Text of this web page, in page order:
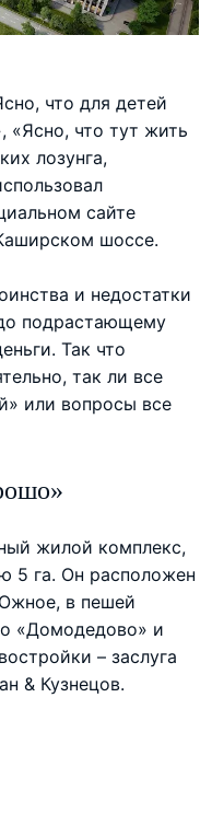
что для детей
«Ясно, что тут жить
лозунга,
сайте
шоссе.
и недостатки
подрастающему
Так что
так ли все
или вопросы все
жилой комплекс,
5 га. Он расположен
в пешей
«Домодедово» и
– заслуга
& Кузнецов.